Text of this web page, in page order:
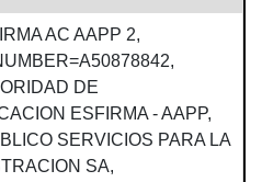
AC AAPP 2,
DE
ESFIRMA - AAPP,
SERVICIOS PARA LA
SA,